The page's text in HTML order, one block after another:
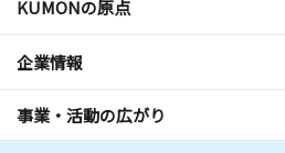
KUMONの原点
企業情報
事業・活動の広がり